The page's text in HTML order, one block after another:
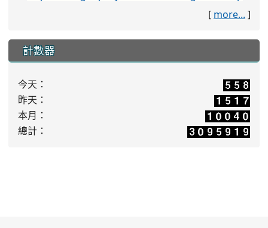
[ more... ]
計數器
今天：
昨天：
本月：
總計：